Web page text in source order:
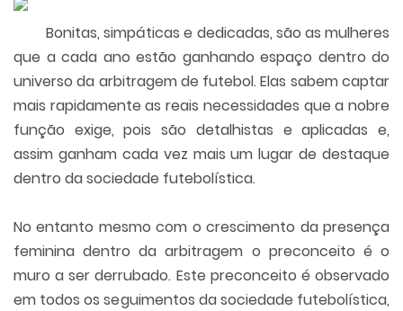
Bonitas, simpáticas e dedicadas, são as mulheres
que a cada ano estão ganhando espaço dentro do
universo da arbitragem de futebol. Elas sabem captar
mais rapidamente as reais necessidades que a nobre
função exige, pois são detalhistas e aplicadas e,
assim ganham cada vez mais um lugar de destaque
dentro da sociedade futebolística.
No entanto mesmo com o crescimento da presença
feminina dentro da arbitragem o preconceito é o
muro a ser derrubado. Este preconceito é observado
em todos os seguimentos da sociedade futebolística,